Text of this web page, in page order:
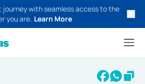
with seamless access to the
you are. Learn More